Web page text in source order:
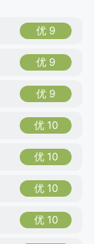
优 9
优 9
优 9
优 10
优 10
优 10
优 10